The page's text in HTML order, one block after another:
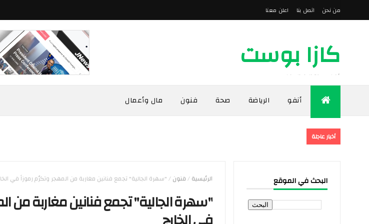
من نحن اتصل بنا اعلن معنا
كازا بوست
أخبار مدينة الدار البيضاء
أنفو الرياضة صحة فنون مال وأعمال
أخبار عاجلة
البحث في الموقع الرئيسية/فنون/"سهرة الجالية" تجمع فنانين مغاربة من المهجر وتكرّم رموزاً في
"سهرة الجالية" تجمع فنانين مغاربة من